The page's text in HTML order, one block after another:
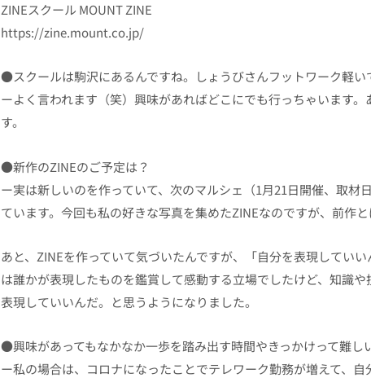
ZINEスクール MOUNT ZINE
https://zine.mount.co.jp/
●スクールは駒沢にあるんですね。しょうびさんフットワーク軽い
ーよく言われます（笑）興味があればどこにでも行っちゃいます
す。
●新作のZINEのご予定は？
ー実は新しいのを作っていて、次のマルシェ（1月21日開催、取材
ています。今回も私の好きな写真を集めたZINEなのですが、前作
あと、ZINEを作っていて気づいたんですが、「自分を表現してい
は誰かが表現したものを鑑賞して感動する立場でしたけど、知識
表現していいんだ。と思うようになりました。
●興味があってもなかなか一歩を踏み出す時間やきっかけって難し
ー私の場合は、コロナになったことでテレワーク勤務が増えて、